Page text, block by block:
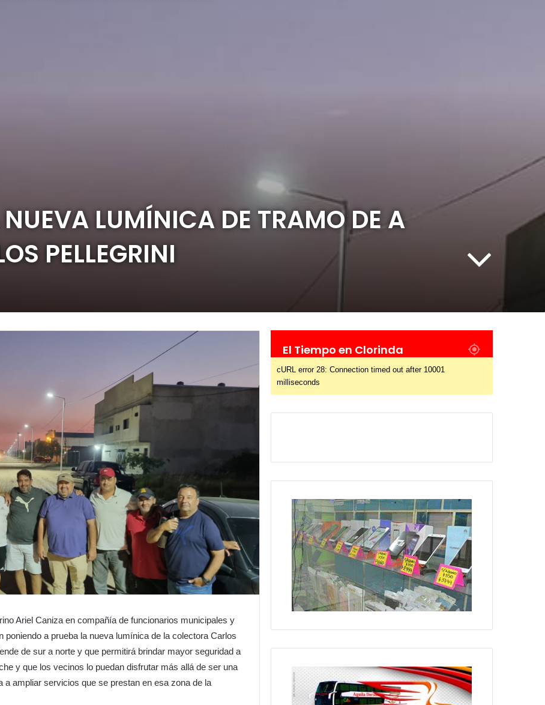
LUMÍNICA DE TRAMO DE A
PELLEGRINI
Ariel Caniza en compañía de funcionarios municipales y
a prueba la nueva lumínica de la colectora Carlos
de sur a norte y que permitirá brindar mayor seguridad a
y que los vecinos lo puedan disfrutar más allá de ser una
a ampliar servicios que se prestan en esa zona de la
El Tiempo en Clorinda
cURL error 28: Connection timed out after 10001
milliseconds